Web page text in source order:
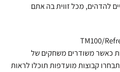
להדהים, מכל זווית בה אתם
כאשר משודרים משחקים של
קבוצות מועדפות תוכלו לראות